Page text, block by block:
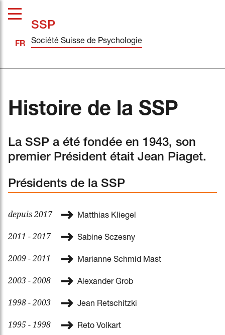
SSP
Société Suisse de Psychologie
Histoire de la SSP
La SSP a été fondée en 1943, son
premier Président était Jean Piaget.
Présidents de la SSP
depuis 2017 Matthias Kliegel
2011 - 2017 Sabine Sczesny
2009 - 2011 Marianne Schmid Mast
2003 - 2008 Alexander Grob
1998 - 2003 Jean Retschitzki
1995 - 1998 Reto Volkart